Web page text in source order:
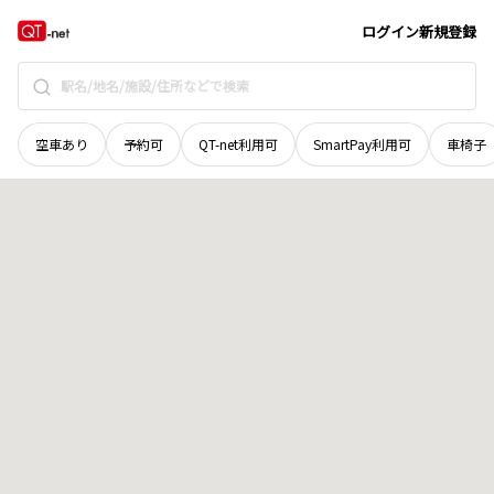
ログイン新規登録
空車あり 予約可 QT-net利用可 SmartPay利用可 車椅子
栃木県